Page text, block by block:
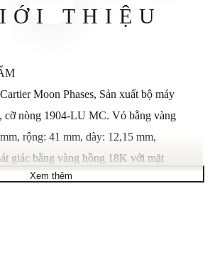
THIỆU
Moon Phases, Sản xuất bộ máy
cỡ nòng 1904-LU MC. Vỏ bằng vàng
rộng: 41 mm, dày: 12,15 mm,
giác bằng vàng hồng 18K với mặt
đá lửa màu bạc, chữ số La Mã, kim
Xem thêm